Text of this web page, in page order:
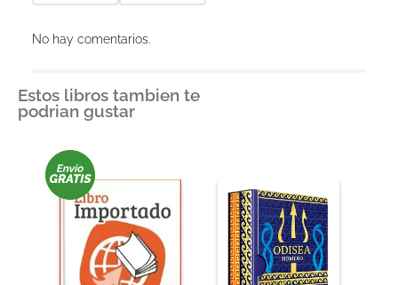
No hay comentarios.
Estos libros tambien te
podrian gustar